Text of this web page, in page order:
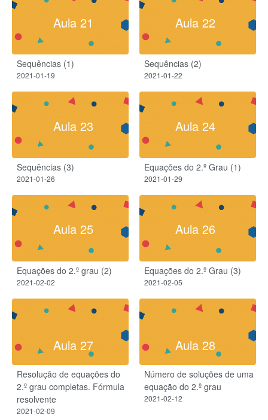
Aula 21
Sequências (1)
2021-01-19
Aula 22
Sequências (2)
2021-01-22
Aula 23
Sequências (3)
2021-01-26
Aula 24
Equações do 2.º Grau (1)
2021-01-29
Aula 25
Equações do 2.º grau (2)
2021-02-02
Aula 26
Equações do 2.º Grau (3)
2021-02-05
Aula 27
Resolução de equações do
2.º grau completas. Fórmula
resolvente
2021-02-09
Aula 28
Número de soluções de uma
equação do 2.º grau​
2021-02-12